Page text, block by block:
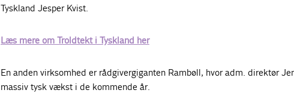
Tyskland Jesper Kvist.
Læs mere om Troldtekt i Tyskland her
En anden virksomhed er rådgivergiganten Rambøll, hvor adm. direktør
massiv tysk vækst i de kommende år.